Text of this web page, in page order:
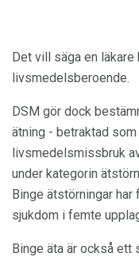
Det vill säga en
livsmedelsberoende.
DSM gör dock
ätning - betraktad
livsmedelsmissbruk
under kategorin
Binge ätstörningar
sjukdom i femte
Binge äta är också ett